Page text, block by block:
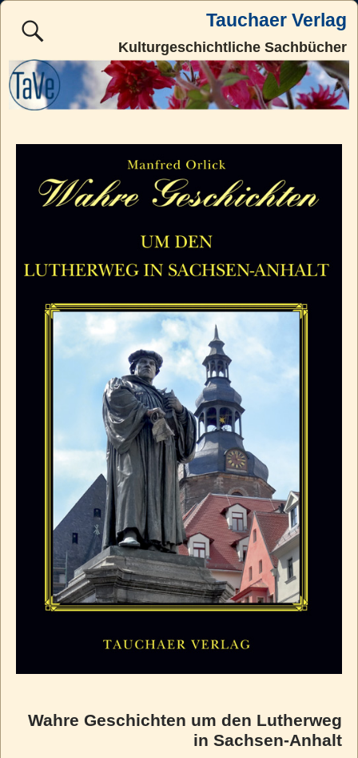
Tauchaer Verlag
Kulturgeschichtliche Sachbücher
Wahre Geschichten um den Lutherweg
in Sachsen-Anhalt